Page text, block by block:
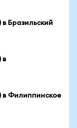
Бразильский
в
в Филиппинское